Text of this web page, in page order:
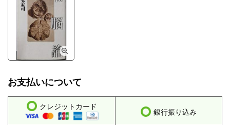
お支払いについて
クレジットカード
銀行振り込み